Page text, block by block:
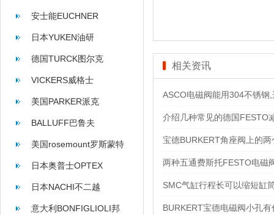
安士能EUCHNER
日本YUKEN油研
德国TURCK图尔克
VICKERS威格士
美国PARKER派克
BALLUFF巴鲁夫
美国rosemount罗斯蒙特
日本奥普士OPTEX
日本NACHI不二越
意大利BONFIGLIOLI邦
相关资讯
ASCO电磁阀能用304不锈钢
介绍几种常见的德国FESTO
宝德BURKERT角座阀上的
两种五通费斯托FESTO电磁
SMC气缸行程长可以缩短缸
BURKERT宝德电磁阀小孔有